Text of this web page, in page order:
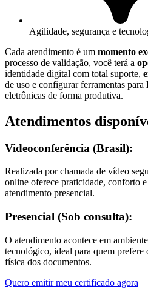
Agilidade, segurança e
Cada atendimento é um momento
processo de validação, você terá a
identidade digital com total suporte,
de uso e configurar ferramentas para
eletrônicas de forma produtiva.
Atendimentos
Videoconferência (Brasil):
Realizada por chamada de vídeo
online oferece praticidade, conforto
atendimento presencial.
Presencial (Sob consulta):
O atendimento acontece em
tecnológico, ideal para quem prefere
física dos documentos.
Quero emitir meu certificado agora